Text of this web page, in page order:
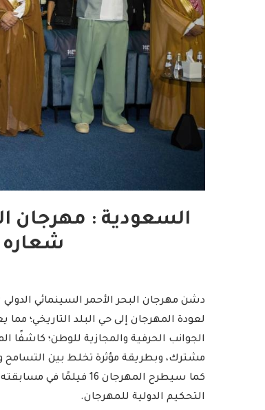
السعودية : مهرجان
شعاره
لعودة المهرجان إلى حي البلد التاريخي؛
الجوانب الحرفية والمجازية للوطن؛
مشترك، وبطريقة مؤثرة تخلط بين التسامح
كما سيطرح المهرجان
التحكيم الدولية للمهرجان.